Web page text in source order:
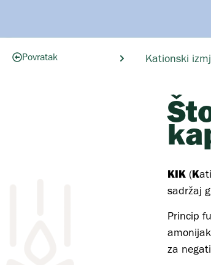
Povratak Kationski
KIK(K
sadržaj
Princip
za